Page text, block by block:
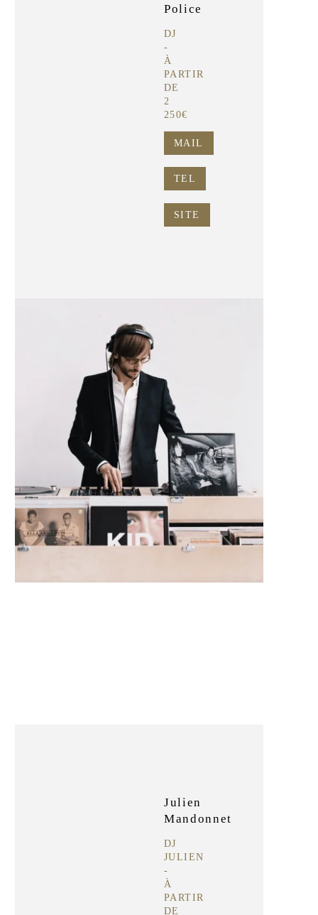
Police
DJ
-
À
PARTIR
DE
2
250€
MAIL
TEL
SITE
Julien
Mandonnet
DJ
JULIEN
-
À
PARTIR
DE